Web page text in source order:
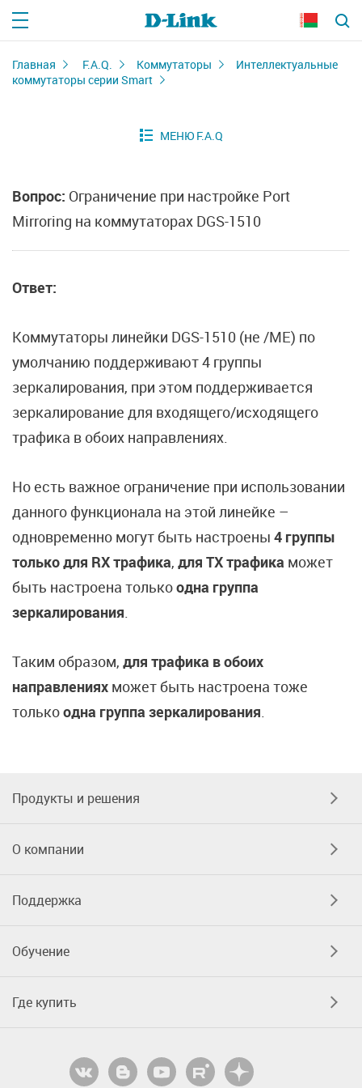
Главная F.A.Q. Коммутаторы
Интеллектуальные
коммутаторы серии Smart
Вопрос: Ограничение при настройке Port
Mirroring на коммутаторах DGS-1510
Ответ:
Коммутаторы линейки DGS-1510 (не /ME) по
умолчанию поддерживают 4 группы
зеркалирования, при этом поддерживается
зеркалирование для входящего/исходящего
трафика в обоих направлениях.
Но есть важное ограничение при использовании
данного функционала на этой линейке –
одновременно могут быть настроены 4 группы
только для RX трафика, для TX трафика может
быть настроена толькоодна группа
зеркалирования.
Таким образом, для трафика в обоих
направлениях может быть настроена тоже
толькоодна группа зеркалирования.
Продукты и решения
О компании
Поддержка
Обучение
Где купить